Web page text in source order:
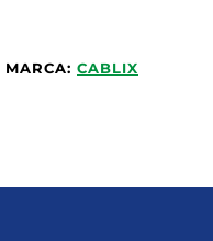
MARCA: CABLIX